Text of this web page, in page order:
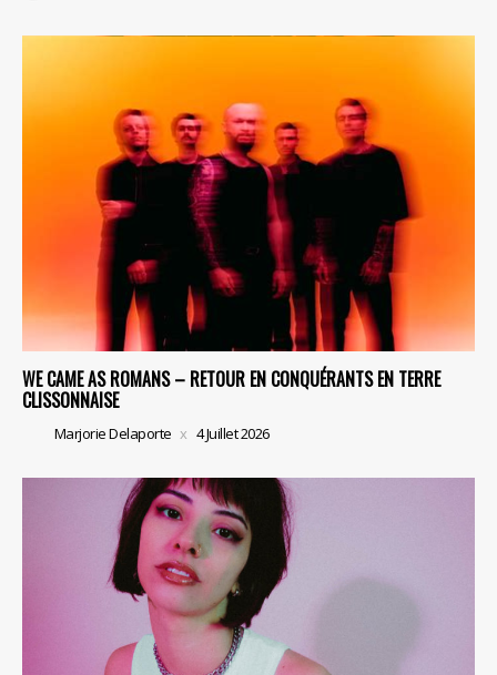
WE CAME AS ROMANS – RETOUR EN CONQUÉRANTS EN TERRE
CLISSONNAISE
Marjorie Delaporte 4 Juillet 2026